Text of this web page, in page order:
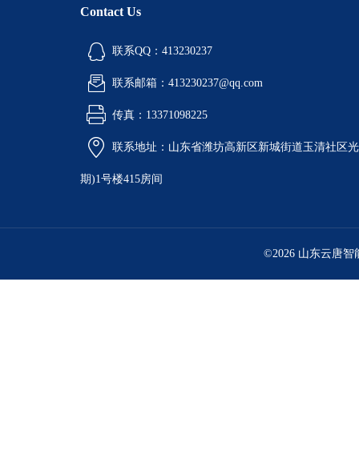
Contact Us
联系QQ：413230237
联系邮箱：413230237@qq.com
传真：13371098225
联系地址：山东省潍坊高新区新城街道玉清社区
期)1号楼415房间
©2026 山东云唐